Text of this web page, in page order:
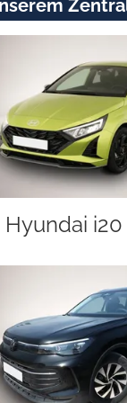
Hyundai i20